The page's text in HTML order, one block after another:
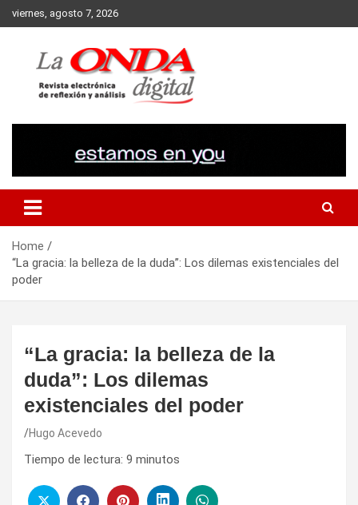
Skip
to
viernes, agosto 7, 2026
Home
“La gracia: la belleza de la duda”: Los dilemas existenciales del
poder
“La gracia: la belleza de la
duda”: Los dilemas
existenciales del poder
Hugo Acevedo
Tiempo de lectura: 9 minutos